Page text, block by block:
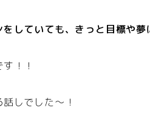
していても、きっと目標や夢
！！
しでした〜！